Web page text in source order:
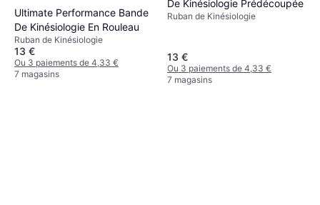
Ultimate Performance Bande
De Kinésiologie En Rouleau
Ruban de Kinésiologie
13 €
Ou 3 paiements de 4,33 €
7 magasins
De Kinésiologie Prédécoupée
Ruban de Kinésiologie
13 €
Ou 3 paiements de 4,33 €
7 magasins